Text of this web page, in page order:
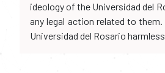
ideology of the Universidad del
any legal action related to
Universidad del Rosario